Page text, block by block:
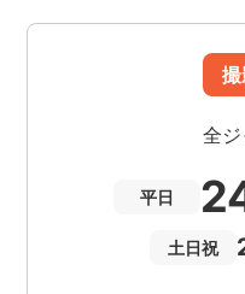
全
平日
土日祝